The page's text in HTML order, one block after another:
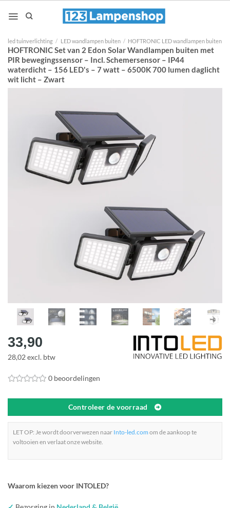
naar
led tuinverlichting / LED wandlampen buiten / HOFTRONIC LED wandlampen buiten
HOFTRONIC Set van 2 Edon Solar Wandlampen buiten met
PIR bewegingssensor – Incl. Schemersensor – IP44
waterdicht – 156 LED's – 7 watt – 6500K 700 lumen daglicht
wit licht – Zwart
33,90
28,02 excl. btw
0 beoordelingen
Controleer de voorraad
LET OP: Je wordt doorverwezen naar Into-led.com om de aankoop te
voltooien en verlaat onze website.
Waarom kiezen voor INTOLED?